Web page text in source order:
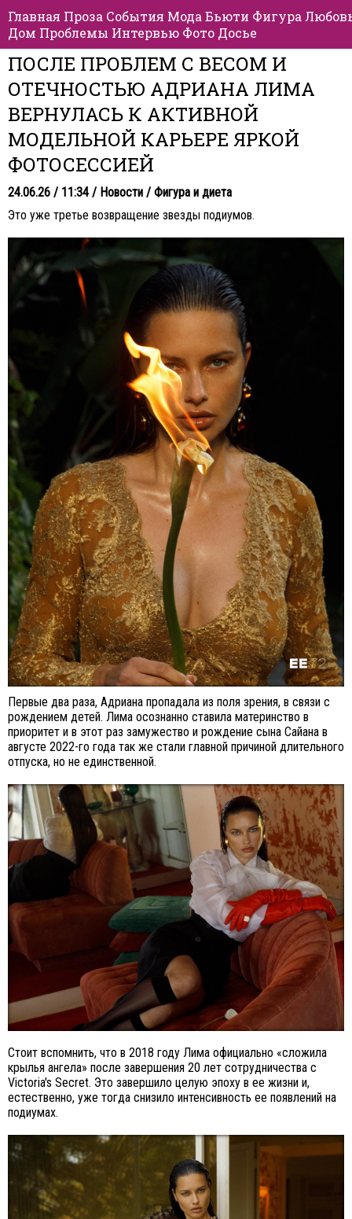
Главная Проза События Мода Бьюти Фигура
Дом Проблемы Интервью Фото Досье
ПОСЛЕ ПРОБЛЕМ С ВЕСОМ И
ОТЕЧНОСТЬЮ АДРИАНА ЛИМА
ВЕРНУЛАСЬ К АКТИВНОЙ
МОДЕЛЬНОЙ КАРЬЕРЕ ЯРКОЙ
ФОТОСЕССИЕЙ
24.06.26 / 11:34 / Новости / Фигура и диета
Это уже третье возвращение звезды подиумов.
Первые два раза, Адриана пропадала из поля зрения, в связи с
рождением детей. Лима осознанно ставила материнство в
приоритет и в этот раз замужество и рождение сына Сайана в
августе 2022-го года так же стали главной причиной длительного
отпуска, но не единственной.
Стоит вспомнить, что в 2018 году Лима официально «сложила
крылья ангела» после завершения 20 лет сотрудничества с
Victoria's Secret. Это завершило целую эпоху в ее жизни и,
естественно, уже тогда снизило интенсивность ее появлений на
подиумах.